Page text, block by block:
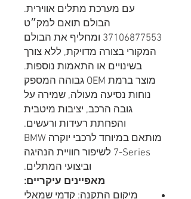
עם מערכת מתלים אווירית.
הבולם תואם למק״ט
37106877553 ומחליף את הבולם
המקורי בצורה מדויקת, ללא צורך
בשינויים או התאמות נוספות.
מוצר ברמת OEM גבוהה המספק
נוחות נסיעה מעולה, שמירה על
גובה הרכב, יציבות מיטבית
והפחתת רעידות ורעשים.
מותאם במיוחד לרכבי יוקרה BMW
7-Series לשיפור חוויית הנהיגה
וביצועי המתלים.
מאפיינים עיקריים:
מיקום התקנה: קדמי שמאלי